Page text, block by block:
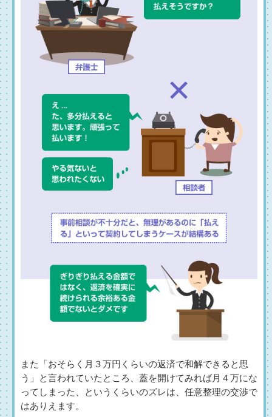
また「おそらく月３万円くらいの返済で和解できると思
う」と言われていたところ、蓋を開けてみれば月４万にな
ってしまった、というくらいのズレは、任意整理の交渉で
はありえます。